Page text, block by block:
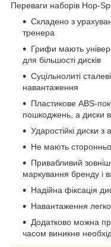
Переваги наборів Hop-
Складено з
тренера
Грифи мають
для більшості дисків
Суцільнолиті
навантаження
Пластикове ABS-
пошкоджень, а диски
Ударостійкі диски
Не мають
Привабливий
маркування бренду і
Надійна фіксація
Навантаження
Додатково можна
часом виникне